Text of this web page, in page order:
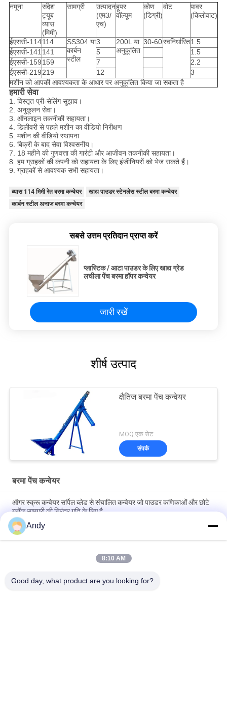
नमूना
संदेश
ट्यूब
व्यास
(मिमी)
सामग्री
उत्पादन
(एम3/
एच)
हूपर
वॉल्यूम
कोण
(डिग्री)
वोट
पावर
(किलोवाट)
ईएससी-114114
SS304 या
कार्बन
स्टील
3
200L या
अनुकूलित
30-60स्वनिर्धारित1.5
ईएससी-141 141 5
1.5
ईएससी-159159 7
2.2
ईएससी-219219 12
3
मशीन को आपकी आवश्यकता के आधार पर अनुकूलित किया जा सकता है
हमारी सेवा
1. विस्तृत प्री-सेलिंग सुझाव।
2. अनुकूलन सेवा।
3. ऑनलाइन तकनीकी सहायता।
4. डिलीवरी से पहले मशीन का वीडियो निरीक्षण
5. मशीन की वीडियो स्थापना
6. बिक्री के बाद सेवा विश्वसनीय।
7. 18 महीने की गुणवत्ता की गारंटी और आजीवन तकनीकी सहायता।
8. हम ग्राहकों की कंपनी को सहायता के लिए इंजीनियरों को भेज सकते हैं।
9. ग्राहकों से आवश्यक सभी सहायता।
व्यास 114 मिमी रेत बरमा कन्वेयर
खाद्य पाउडर स्टेनलेस स्टील बरमा कन्वेयर
कार्बन स्टील अनाज बरमा कन्वेयर
सबसे उत्तम प्रतिदान प्राप्त करें
प्लास्टिक / आटा पाउडर के लिए खाद्य ग्रेड
लचीला पेंच बरमा हॉपर कन्वेयर
जारी रखें
शीर्ष उत्पाद
क्षैतिज बरमा पेंच कन्वेयर
MOQ:एक सेट
संपर्क
बरमा पेंच कन्वेयर
ऑगर स्क्रू कन्वेयर सर्पिल ब्लेड से संचालित कन्वेयर जो पाउडर कणिकाओं और छोटे
ब्लॉक सामग्री की निरंतर गति के लिए है
ऑगर स्क्रू कन्वेयर सर्पिल ब्लेड से संचालित कन्वेयर जो पाउडर कणिकाओं और छोटे
ब्लॉक सामग्री की निरंतर गति के लिए है
ऑगर स्क्रू कन्वेयर स्थिर और दिशात्मक सामग्री विस्थापन के लिए सर्पिल ब्लेड का
Andy
8:10 AM
Good day, what product are you looking for?